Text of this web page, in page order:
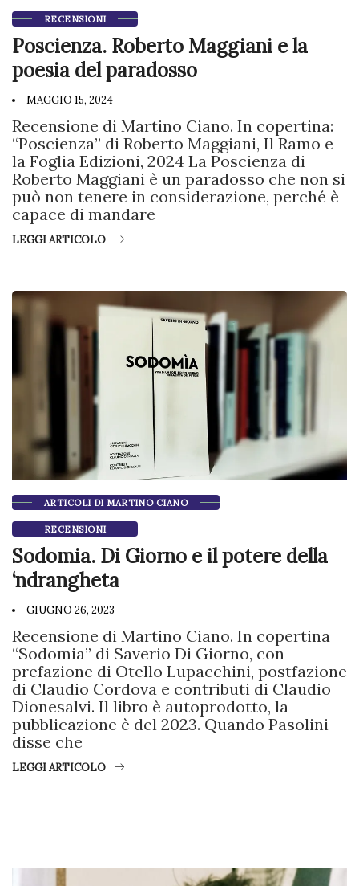
RECENSIONI
Poscienza. Roberto Maggiani e la
poesia del paradosso
MAGGIO 15, 2024
Recensione di Martino Ciano. In copertina:
“Poscienza” di Roberto Maggiani, Il Ramo e
la Foglia Edizioni, 2024 La Poscienza di
Roberto Maggiani è un paradosso che non si
può non tenere in considerazione, perché è
capace di mandare
LEGGI ARTICOLO
ARTICOLI DI MARTINO CIANO
RECENSIONI
Sodomia. Di Giorno e il potere della
‘ndrangheta
GIUGNO 26, 2023
Recensione di Martino Ciano. In copertina
“Sodomia” di Saverio Di Giorno, con
prefazione di Otello Lupacchini, postfazione
di Claudio Cordova e contributi di Claudio
Dionesalvi. Il libro è autoprodotto, la
pubblicazione è del 2023. Quando Pasolini
disse che
LEGGI ARTICOLO